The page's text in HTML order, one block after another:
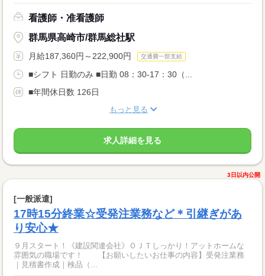
看護師・准看護師
群馬県高崎市/群馬総社駅
月給187,360円～222,900円 交通費一部支給
■シフト 日勤のみ ■日勤 08：30-17：30（...
■年間休日数 126日
もっと見る
求人詳細を見る
3日以内公開
[一般派遣]
17時15分終業☆受発注業務など＊引継ぎがあ
り安心★
９月スタート！《建設関連会社》ＯＪＴしっかり！アットホームな
雰囲気の職場です！ 【お願いしたいお仕事の内容】受発注業務
｜見積書作成｜検品（...